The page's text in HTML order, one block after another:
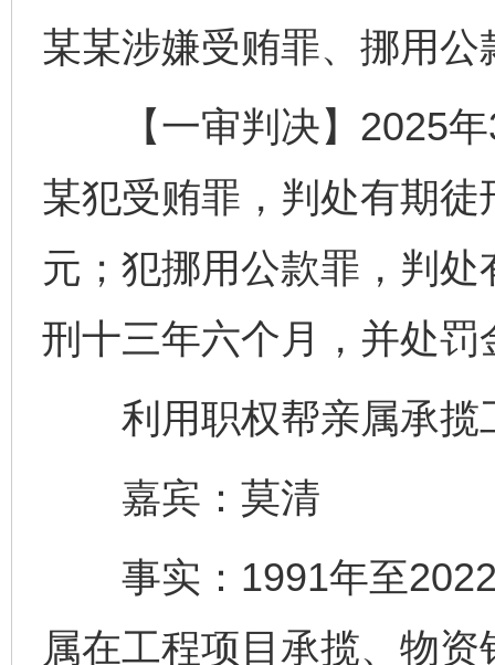
某某涉嫌受贿罪、挪用
【一审判决】2025年
某犯受贿罪，判处有期
元；犯挪用公款罪，判
刑十三年六个月，并处
利用职权帮亲属承揽
嘉宾：莫清
事实：1991年至2022
属在工程项目承揽、物